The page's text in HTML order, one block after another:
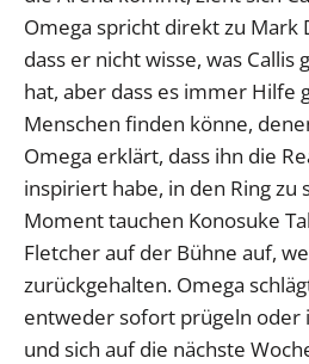
Omega spricht direkt zu Mark
dass er nicht wisse, was Callis
hat, aber dass es immer Hilfe
Menschen finden könne,
Omega erklärt, dass ihn die
inspiriert habe, in den Ring zu
Moment tauchen Konosuke
Fletcher auf der Bühne auf,
zurückgehalten. Omega
entweder sofort prügeln oder
und sich auf die nächste